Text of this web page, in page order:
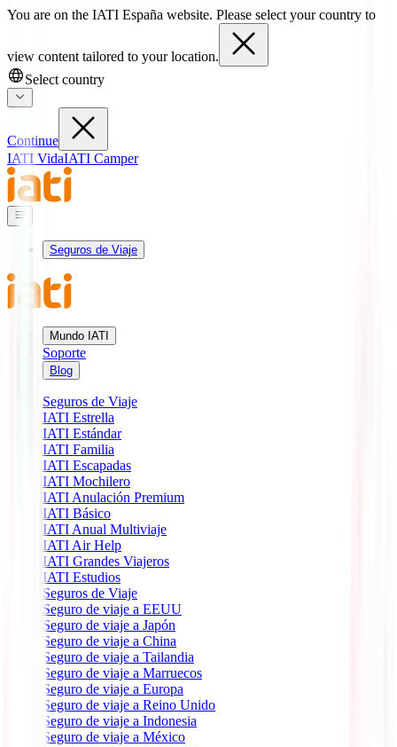
You are on the IATI España website. Please select your country to
view content tailored to your location.
Select country
Continue
IATI VidaIATI Camper
Seguros de Viaje
Mundo IATI
Soporte
Blog
Seguros de Viaje
IATI Estrella
IATI Estándar
IATI Familia
IATI Escapadas
IATI Mochilero
IATI Anulación Premium
IATI Básico
IATI Anual Multiviaje
IATI Air Help
IATI Grandes Viajeros
IATI Estudios
Seguros de Viaje
Seguro de viaje a EEUU
Seguro de viaje a Japón
Seguro de viaje a China
Seguro de viaje a Tailandia
Seguro de viaje a Marruecos
Seguro de viaje a Europa
Seguro de viaje a Reino Unido
Seguro de viaje a Indonesia
Seguro de viaje a México